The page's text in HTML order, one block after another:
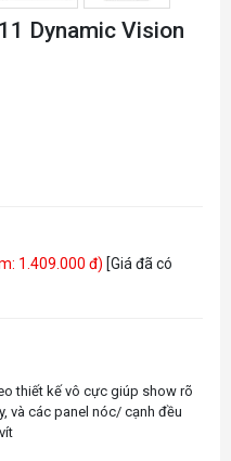
Dynamic Vision
1.409.000 đ) [Giá đã có
thiết kế vô cực giúp show rõ
và các panel nóc/ cạnh đều